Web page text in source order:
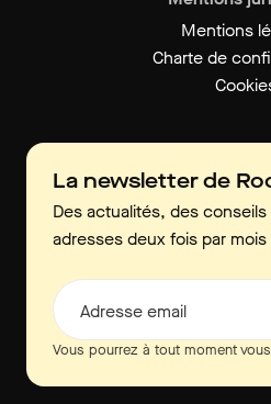
Mentions
Charte de
La newsletter de
Des actualités, des
adresses deux fois par
Adresse email
Vous pourrez à tout moment